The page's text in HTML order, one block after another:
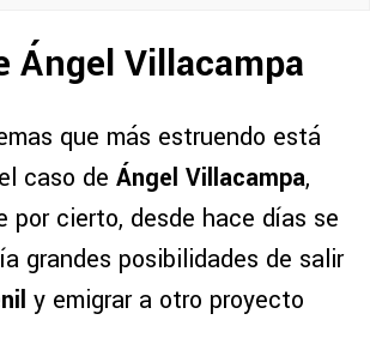
Ángel Villacampa
que más estruendo está
caso de Ángel Villacampa,
por cierto, desde hace días se
grandes posibilidades de salir
y emigrar a otro proyecto